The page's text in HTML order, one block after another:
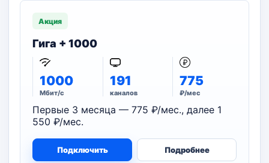
Акция
Гига + 1000
1000
Мбит/с
191
каналов
775
₽/мес
Первые 3 месяца — 775 ₽/мес., далее 1
550 ₽/мес.
Подключить Подробнее